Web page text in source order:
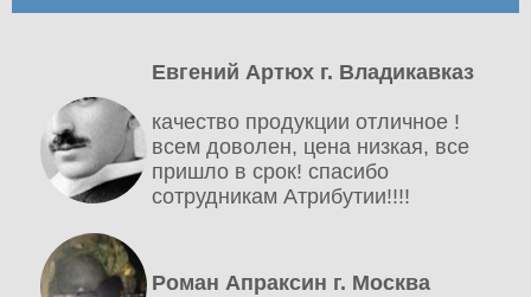
Евгений Артюх г. Владикавказ
качество продукции отличное !
всем доволен, цена низкая, все
пришло в срок! спасибо
сотрудникам Атрибутии!!!!
Роман Апраксин г. Москва